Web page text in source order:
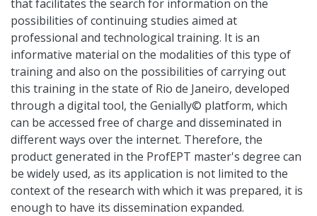
that facilitates the search for information on the
possibilities of continuing studies aimed at
professional and technological training. It is an
informative material on the modalities of this type of
training and also on the possibilities of carrying out
this training in the state of Rio de Janeiro, developed
through a digital tool, the Genially© platform, which
can be accessed free of charge and disseminated in
different ways over the internet. Therefore, the
product generated in the ProfEPT master's degree can
be widely used, as its application is not limited to the
context of the research with which it was prepared, it is
enough to have its dissemination expanded.